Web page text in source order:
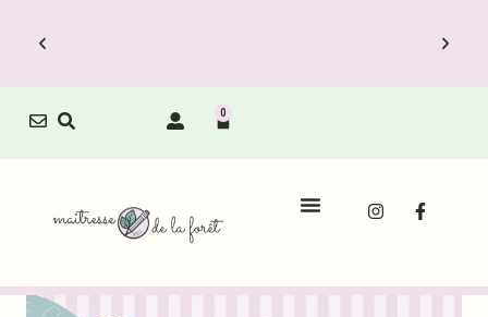
Le Carnet de Direction est dispo !
0